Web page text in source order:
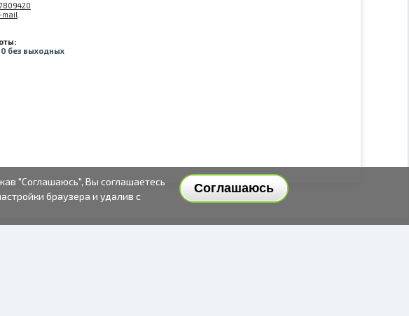
mail
без выходных
Соглашаюсь
"Соглашаюсь", Вы соглашаетесь
браузера и удалив с